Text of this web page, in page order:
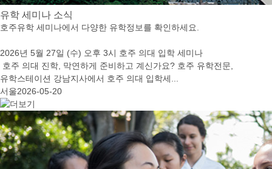
유학 세미나 소식
호주유학 세미나에서 다양한 유학정보를 확인하세요.
2026년 5월 27일 (수) 오후 3시 호주 의대 입학 세미나
호주 의대 진학, 막연하게 준비하고 계신가요? 호주 유학전문,
유학스테이션 강남지사에서 호주 의대 입학세...
서울2026-05-20